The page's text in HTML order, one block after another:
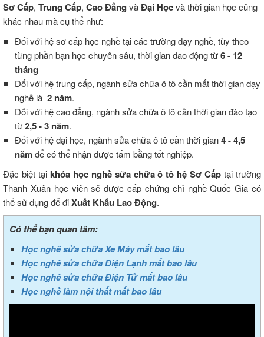
Sơ Cấp, Trung Cấp, Cao Đẳng vàĐại Họcvà thời gian học cũng
khác nhau mà cụ thể như:
Đối với hệ sơ cấp học nghề tại các trường dạy nghề, tùy theo
từng phần bạn học chuyên sâu, thời gian dao động từ6 - 12
tháng
Đối với hệ trung cấp, ngành sửa chữa ô tô cần mất thời gian dạy
nghề là 2 năm.
Đối với hệ cao đẳng, ngành sửa chữa ô tô cần thời gian đào tạo
từ2,5 - 3 năm.
Đối với hệ đại học, ngành sửa chữa ô tô cần thời gian4 - 4,5
nămđể có thể nhận được tấm bằng tốt nghiệp.
Đặc biệt tại khóa học nghề sửa chữa ô tô hệ Sơ Cấp tại trường
Thanh Xuân học viên sẽ được cấp chứng chỉ nghề Quốc Gia có
thể sử dụng để điXuất Khẩu Lao Động.
Có thể bạn quan tâm:
Học nghề sửa chữa Xe Máy mất bao lâu
Học nghề sửa chữa Điện Lạnh mất bao lâu
Học nghề sửa chữa Điện Tử mất bao lâu
Học nghề làm nội thất mất bao lâu